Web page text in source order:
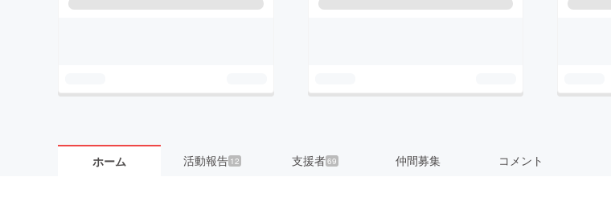
ホーム 活動報告 12 支援者69 仲間募集 コメント